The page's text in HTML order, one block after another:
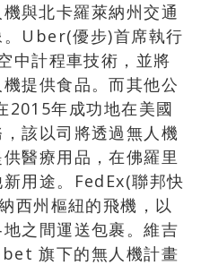
與北卡羅萊納州交通
Uber(優步)首席執行
中計程車技術，並將
提供食品。而其他公
年成功地在美國
該以司將透過無人機
醫療用品，在佛羅里
用途。FedEx(聯邦快
西州樞紐的飛機，以
之間運送包裹。維吉
旗下的無人機計畫